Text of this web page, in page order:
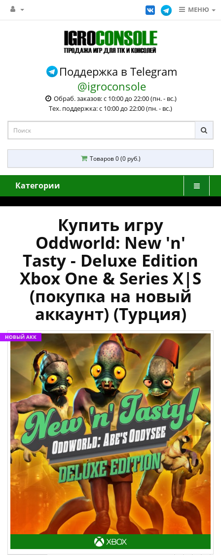
МЕНЮ
Поддержка в Telegram
@igroconsole
Обраб. заказов: с 10:00 до 22:00 (пн. - вс.)
Тех. поддержка: с 10:00 до 22:00 (пн. - вс.)
Товаров 0 (0 руб.)
Категории
Купить игру
Oddworld: New 'n'
Tasty - Deluxe Edition
Xbox One & Series X|S
(покупка на новый
аккаунт) (Турция)
НОВЫЙ АКК